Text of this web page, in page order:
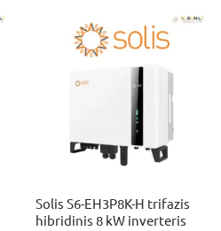
Solis S6-EH3P8K-H trifazis
hibridinis 8 kW inverteris